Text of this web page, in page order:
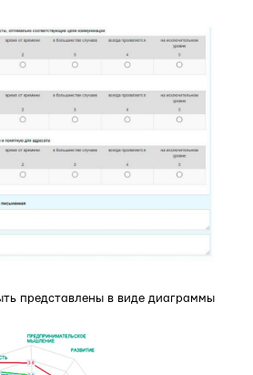
представлены в виде диаграммы